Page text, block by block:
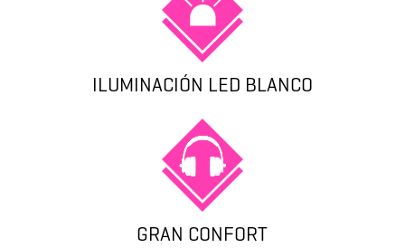
ILUMINACIÓN LED BLANCO
GRAN CONFORT